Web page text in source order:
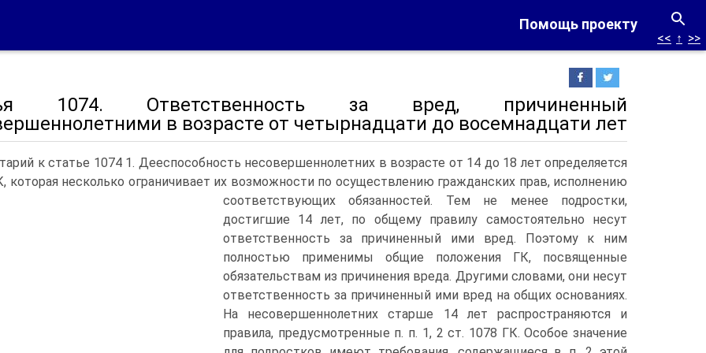
Помощь проекту
<< ↑ >>
1074. Ответственность за вред, причиненный
в возрасте от четырнадцати до восемнадцати лет
к статье 1074 1. Дееспособность несовершеннолетних в возрасте от 14 до 18 лет определяется
которая несколько ограничивает их возможности по осуществлению гражданских прав, исполнению
соответствующих обязанностей. Тем не менее подростки,
достигшие 14 лет, по общему правилу самостоятельно несут
ответственность за причиненный ими вред. Поэтому к ним
полностью применимы общие положения ГК, посвященные
обязательствам из причинения вреда. Другими словами, они несут
ответственность за причиненный ими вред на общих основаниях.
На несовершеннолетних старше 14 лет распространяются и
правила, предусмотренные п. п. 1, 2 ст. 1078 ГК. Особое значение